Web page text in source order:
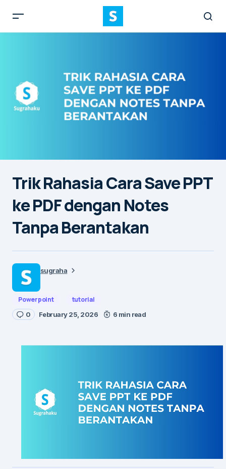
Trik Rahasia Cara Save PPT
ke PDF dengan Notes
Tanpa Berantakan
sugraha
Powerpoint tutorial
0 February 25, 2026 6 min read